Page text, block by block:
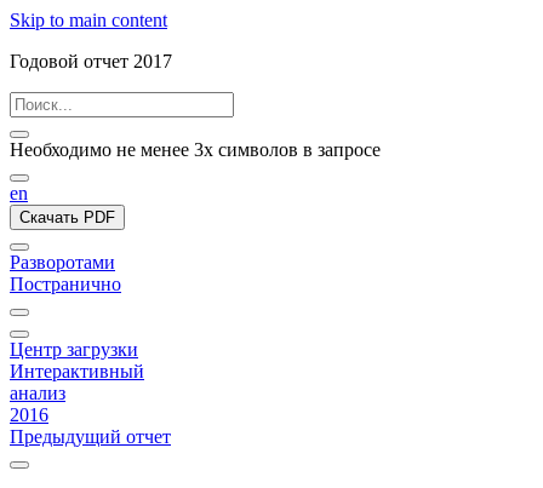
Skip to main content
Годовой отчет 2017
Необходимо не менее 3х символов в запросе
en
Скачать PDF
Разворотами
Постранично
Центр загрузки
Интерактивный
анализ
2016
Предыдущий отчет